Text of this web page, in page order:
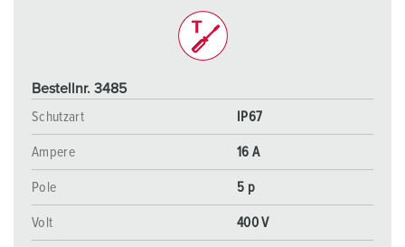
Bestellnr. 3485
Schutzart
IP67
Ampere 16 A
Pole 5 p
Volt 400 V